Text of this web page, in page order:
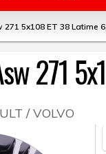
5x108 ET 38 Latime
271
/ VOLVO